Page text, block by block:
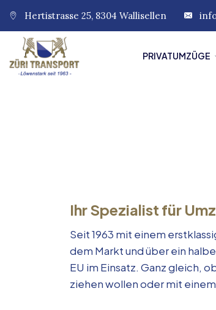
Hertistrasse 25, 8304 Wallisellen
PRIVATUMZÜGE
Ihr Spezialist für
Seit 1963 mit einem
dem Markt und über ein
EU im Einsatz. Ganz gleich,
ziehen wollen oder mit